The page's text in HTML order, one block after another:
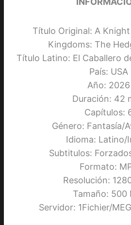
Título Original: A
Kingdoms: The
Título Latino: El Caballero
País: USA
Año: 2026
Duración: 42
Capítulos:
Género: Fantasía/
Idioma: Latino/
Subtitulos:
Formato:
Resolución:
Tamaño: 500
Servidor: 1Fichier/